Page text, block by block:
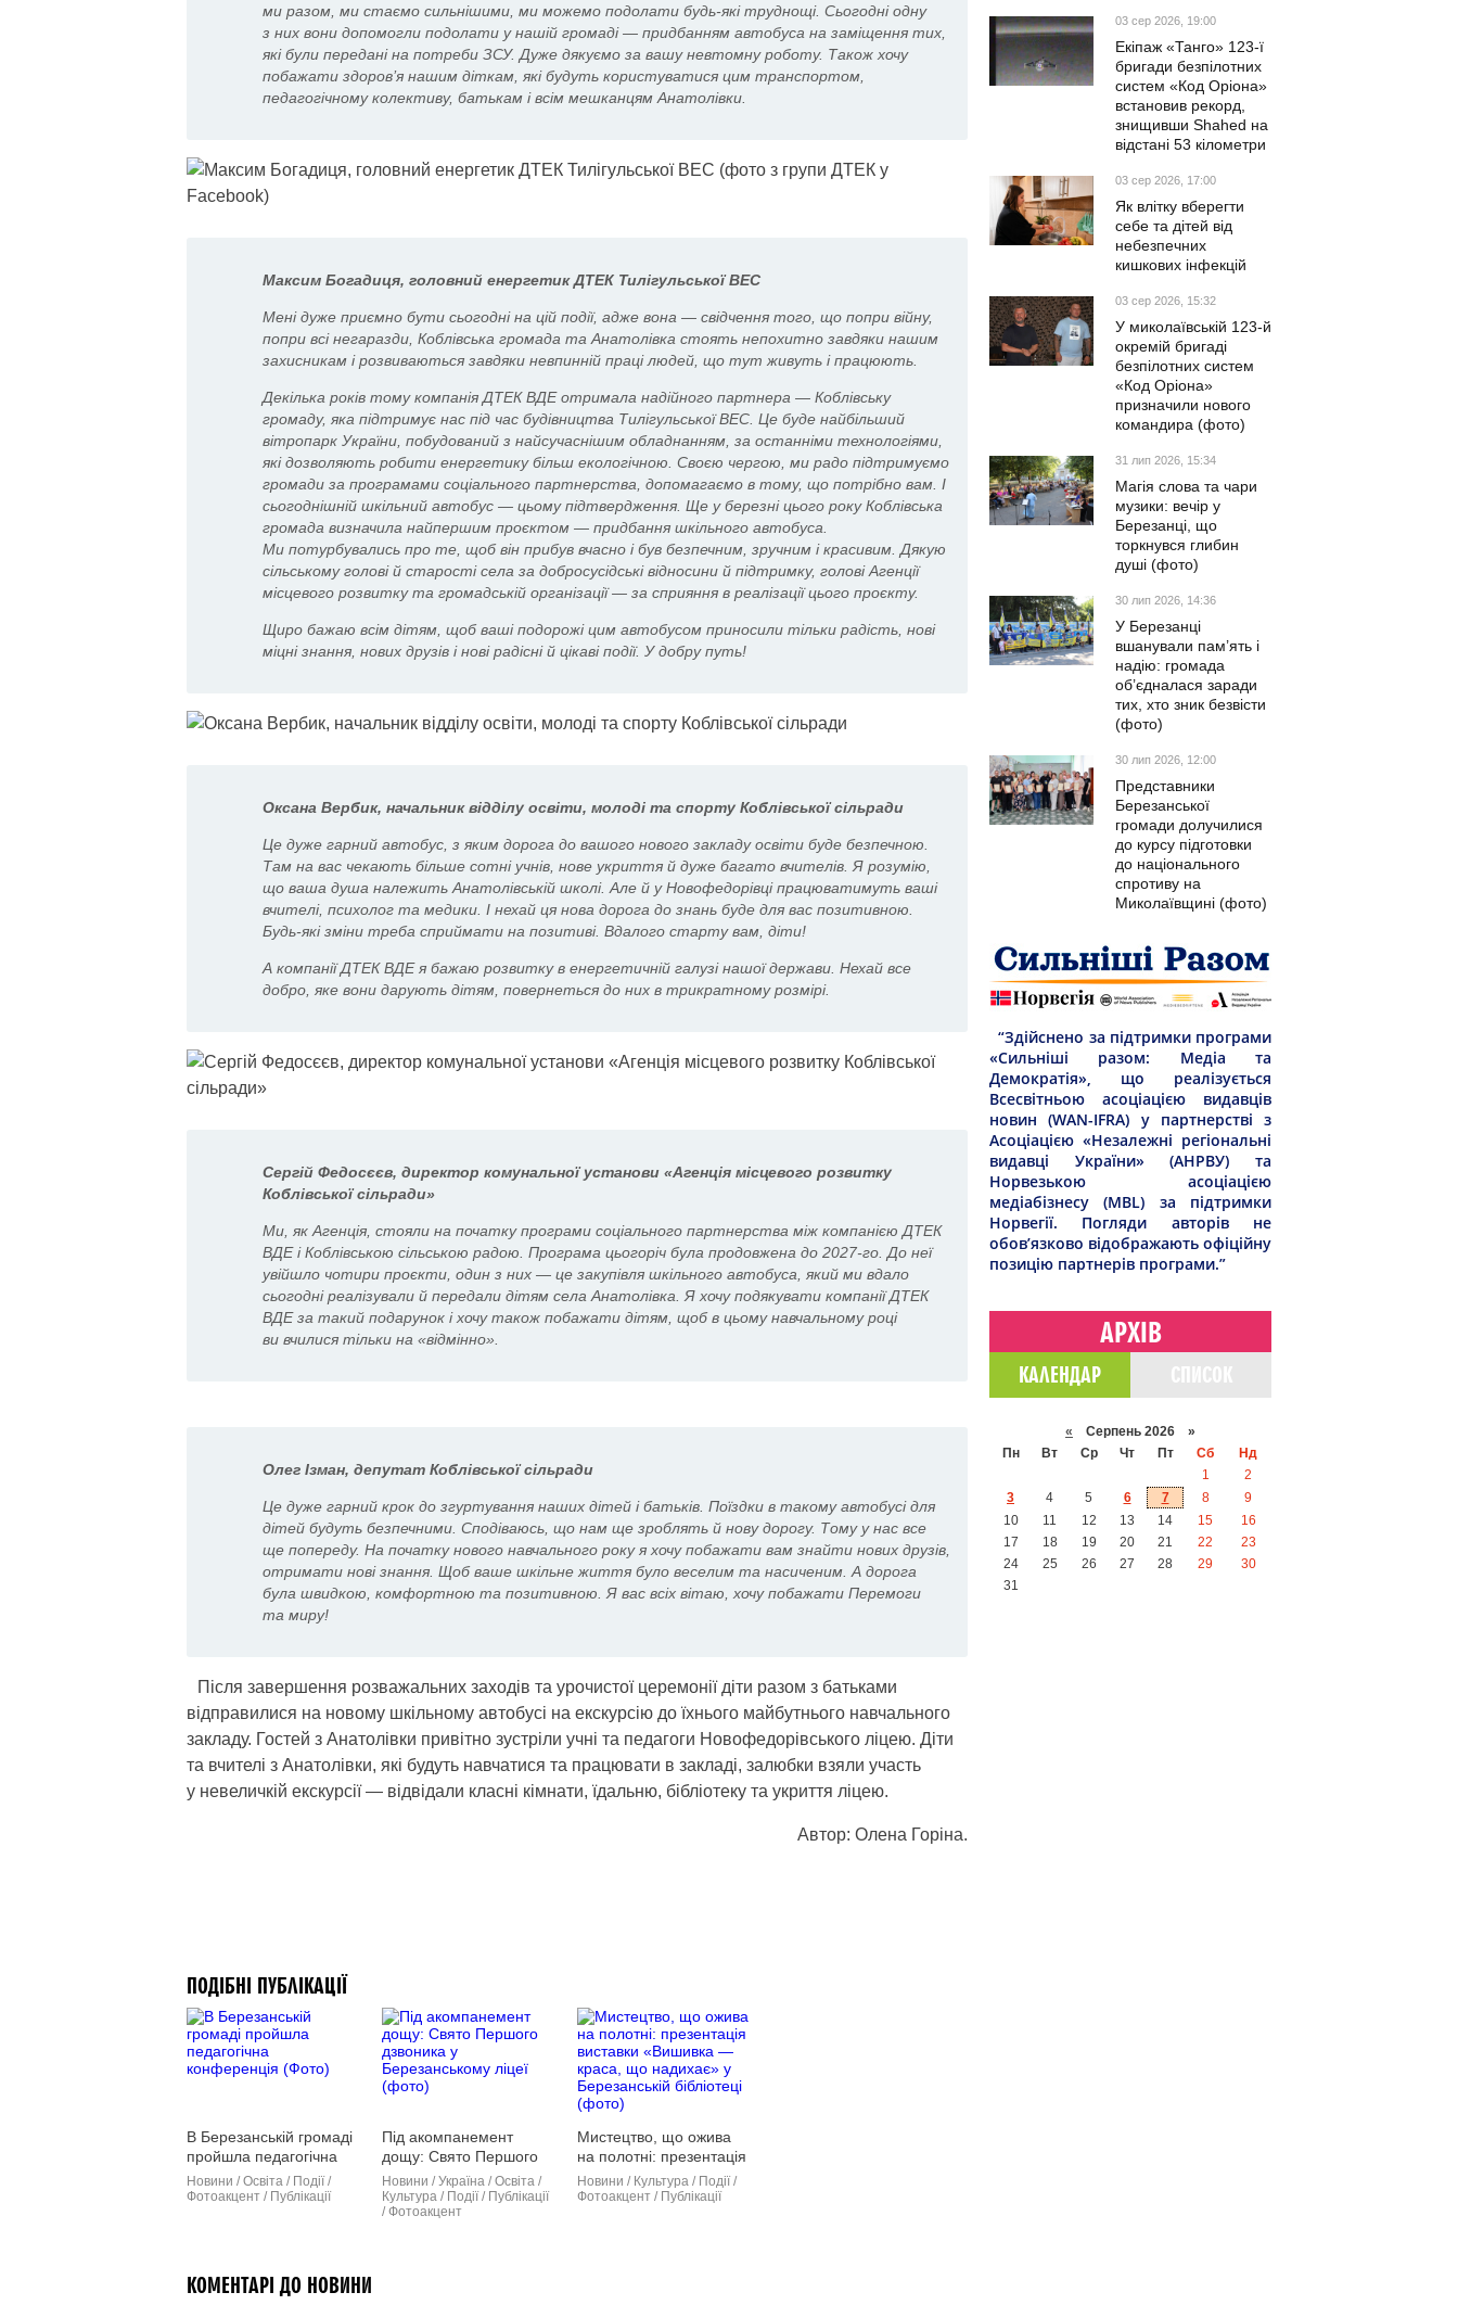
ми разом, ми стаємо сильнішими, ми можемо подолати будь-які труднощі. Сьогодні одну
з них вони допомогли подолати у нашій громаді — придбанням автобуса на заміщення тих,
які були передані на потреби ЗСУ. Дуже дякуємо за вашу невтомну роботу. Також хочу
побажати здоров’я нашим діткам, які будуть користуватися цим транспортом,
педагогічному колективу, батькам і всім мешканцям Анатолівки.
Максим Богадиця, головний енергетик ДТЕК Тилігульської ВЕС
Мені дуже приємно бути сьогодні на цій події, адже вона — свідчення того, що попри війну,
попри всі негаразди, Коблівська громада та Анатолівка стоять непохитно завдяки нашим
захисникам і розвиваються завдяки невпинній праці людей, що тут живуть і працюють.
Декілька років тому компанія ДТЕК ВДЕ отримала надійного партнера — Коблівську
громаду, яка підтримує нас під час будівництва Тилігульської ВЕС. Це буде найбільший
вітропарк України, побудований з найсучаснішим обладнанням, за останніми технологіями,
які дозволяють робити енергетику більш екологічною. Своєю чергою, ми радо підтримуємо
громади за програмами соціального партнерства, допомагаємо в тому, що потрібно вам. І
сьогоднішній шкільний автобус — цьому підтвердження. Ще у березні цього року Коблівська
громада визначила найпершим проєктом — придбання шкільного автобуса.
Ми потурбувались про те, щоб він прибув вчасно і був безпечним, зручним і красивим. Дякую
сільському голові й старості села за добросусідські відносини й підтримку, голові Агенції
місцевого розвитку та громадській організації — за сприяння в реалізації цього проєкту.
Щиро бажаю всім дітям, щоб ваші подорожі цим автобусом приносили тільки радість, нові
міцні знання, нових друзів і нові радісні й цікаві події. У добру путь!
Оксана Вербик, начальник відділу освіти, молоді та спорту Коблівської сільради
Це дуже гарний автобус, з яким дорога до вашого нового закладу освіти буде безпечною.
Там на вас чекають більше сотні учнів, нове укриття й дуже багато вчителів. Я розумію,
що ваша душа належить Анатолівській школі. Але й у Новофедорівці працюватимуть ваші
вчителі, психолог та медики. І нехай ця нова дорога до знань буде для вас позитивною.
Будь-які зміни треба сприймати на позитиві. Вдалого старту вам, діти!
А компанії ДТЕК ВДЕ я бажаю розвитку в енергетичній галузі нашої держави. Нехай все
добро, яке вони дарують дітям, повернеться до них в трикратному розмірі.
Сергій Федосєєв, директор комунальної установи «Агенція місцевого розвитку
Коблівської сільради»
Ми, як Агенція, стояли на початку програми соціального партнерства між компанією ДТЕК
ВДЕ і Коблівською сільською радою. Програма цьогоріч була продовжена до 2027-го. До неї
увійшло чотири проєкти, один з них — це закупівля шкільного автобуса, який ми вдало
сьогодні реалізували й передали дітям села Анатолівка. Я хочу подякувати компанії ДТЕК
ВДЕ за такий подарунок і хочу також побажати дітям, щоб в цьому навчальному році
ви вчилися тільки на «відмінно».
Олег Ізман, депутат Коблівської сільради
Це дуже гарний крок до згуртування наших дітей і батьків. Поїздки в такому автобусі для
дітей будуть безпечними. Сподіваюсь, що нам ще зроблять й нову дорогу. Тому у нас все
ще попереду. На початку нового навчального року я хочу побажати вам знайти нових друзів,
отримати нові знання. Щоб ваше шкільне життя було веселим та насиченим. А дорога
була швидкою, комфортною та позитивною. Я вас всіх вітаю, хочу побажати Перемоги
та миру!
Після завершення розважальних заходів та урочистої церемонії діти разом з батьками
відправилися на новому шкільному автобусі на екскурсію до їхнього майбутнього навчального
закладу. Гостей з Анатолівки привітно зустріли учні та педагоги Новофедорівського ліцею. Діти
та вчителі з Анатолівки, які будуть навчатися та працювати в закладі, залюбки взяли участь
у невеличкій екскурсії — відвідали класні кімнати, їдальню, бібліотеку та укриття ліцею.
Автор: Олена Горіна.
ПОДІБНІ ПУБЛІКАЦІЇ
В Березанській громаді
пройшла педагогічна
конференція (Фото)
Новини / Освіта / Події /
Фотоакцент / Публікації
Під акомпанемент
дощу: Свято Першого
дзвоника у
Березанському ліцеї
(фото)
Новини / Україна / Освіта /
Культура / Події / Публікації
/ Фотоакцент
Мистецтво, що ожива
на полотні: презентація
виставки «Вишивка —
краса, що надихає» у
Новини / Культура / Події /
Фотоакцент / Публікації
КОМЕНТАРІ ДО НОВИНИ
03 сер 2026, 19:00
Екіпаж «Танго» 123-ї
бригади безпілотних
систем «Код Оріона»
встановив рекорд,
знищивши Shahed на
відстані 53 кілометри
03 сер 2026, 17:00
Як влітку вберегти
себе та дітей від
небезпечних
кишкових інфекцій
03 сер 2026, 15:32
У миколаївській 123-й
окремій бригаді
безпілотних систем
«Код Оріона»
призначили нового
командира (фото)
31 лип 2026, 15:34
Магія слова та чари
музики: вечір у
Березанці, що
торкнувся глибин
душі (фото)
30 лип 2026, 14:36
У Березанці
вшанували пам’ять і
надію: громада
об’єдналася заради
тих, хто зник безвісти
(фото)
30 лип 2026, 12:00
Представники
Березанської
громади долучилися
до курсу підготовки
до національного
спротиву на
Миколаївщині (фото)
“Здійснено за підтримки програми
«Сильніші разом: Медіа та
Демократія», що реалізується
Всесвітньою асоціацією видавців
новин (WAN-IFRA) у партнерстві з
Асоціацією «Незалежні регіональні
видавці України» (АНРВУ) та
Норвезькою асоціацією
медіабізнесу (MBL) за підтримки
Норвегії. Погляди авторів не
обов’язково відображають офіційну
позицію партнерів програми.”
АРХІВ
КАЛЕНДАР
« Серпень 2026 »
Пн
Вт Ср Чт Пт Сб
Нд
1
2
3
4 5 6 7 8
9
10
11 12 13 14 15
16
17
18 19 20 21 22
23
24
25 26 27 28 29
30
31